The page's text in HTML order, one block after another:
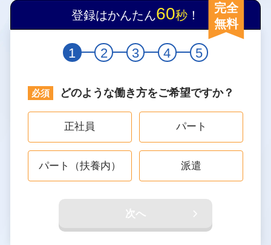
登録はかんたん60秒 ！
完全
無料
1 2 3 4 5
どのような働き方をご希望ですか？
正社員 パート
パート（扶養内） 派遣
次へ